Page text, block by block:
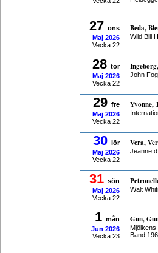
27 ons
Maj 2026
Vecka 22
Beda,
Wild Bill
28 tor
Maj 2026
Vecka 22
John
29 fre
Maj 2026
Vecka 22
Yvonne,
30 lör
Maj 2026
Vecka 22
Vera,
Jeanne
31 sön
Maj 2026
Vecka 22
Walt
1 mån
Jun 2026
Vecka 23
Gun,
Mjölkens
Band